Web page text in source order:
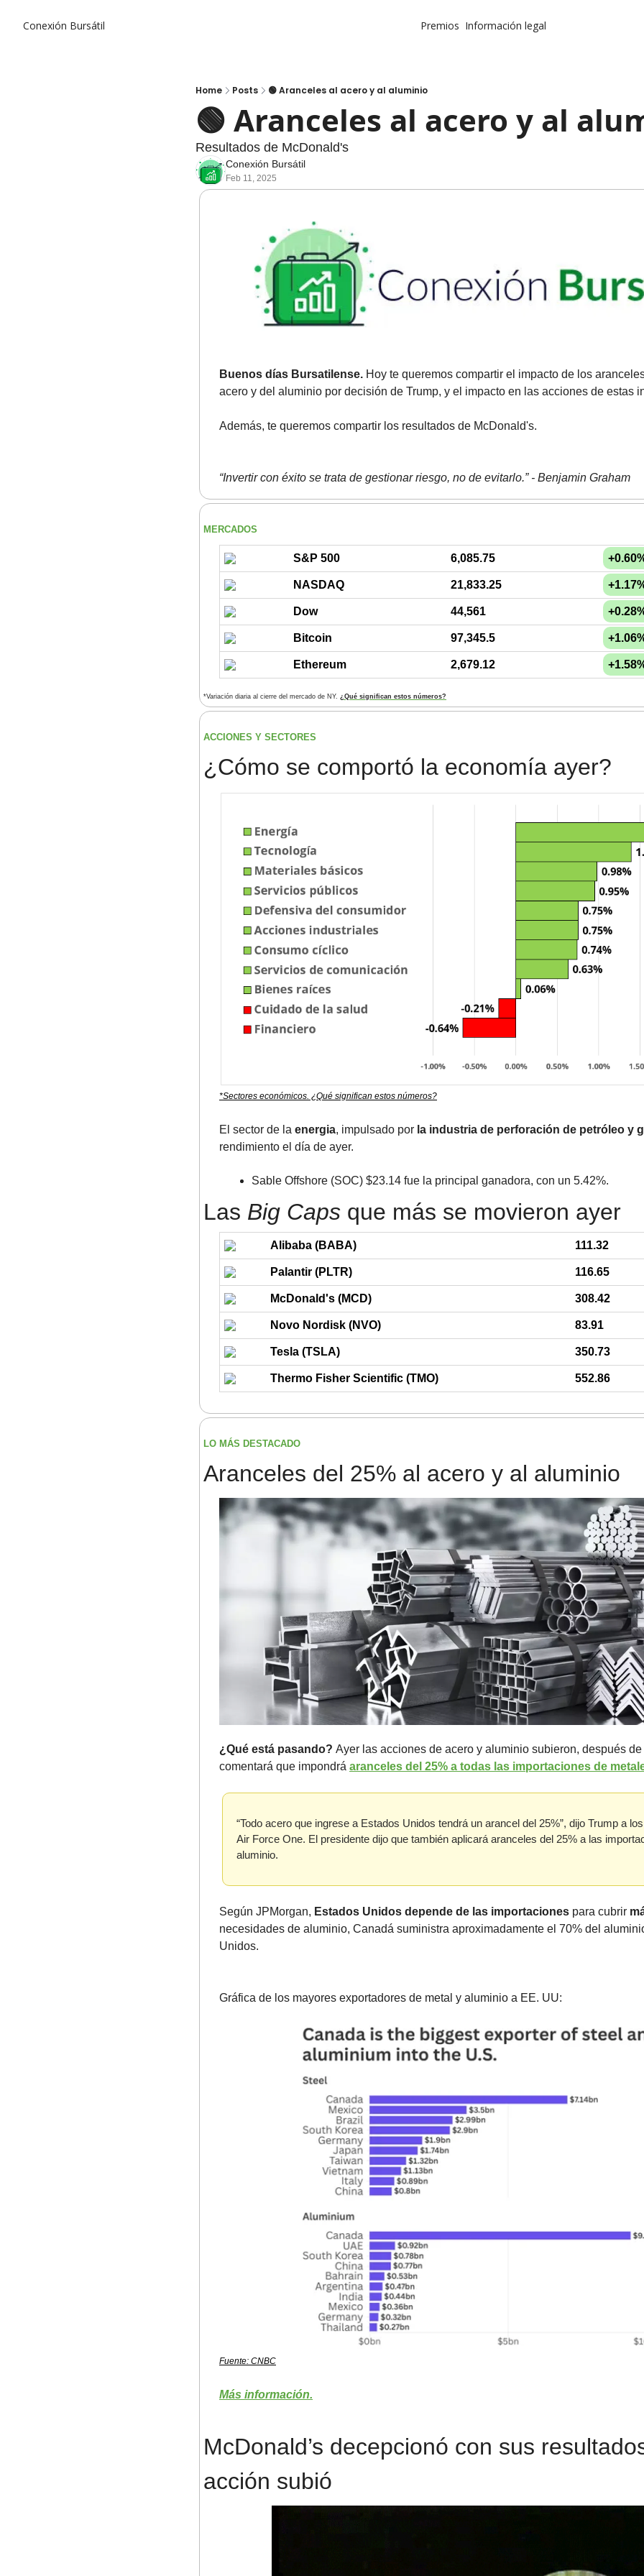
Conexión Bursátil Premios Información legal
Home Posts 🟢 Aranceles al acero y al aluminio
🟢 Aranceles al acero y al
Resultados de McDonald's
Conexión Bursátil
Feb 11, 2025
Buenos días Bursatilense. Hoy te queremos compartir el impacto de los
acero y del aluminio por decisión de Trump, y el impacto en las acciones de estas
Además, te queremos compartir los resultados de McDonald's.
“Invertir con éxito se trata de gestionar riesgo, no de evitarlo.” - Benjamin Graham
MERCADOS
S&P 500 6,085.75
NASDAQ 21,833.25
Dow 44,561
Bitcoin 97,345.5
Ethereum 2,679.12
*Variación diaria al cierre del mercado de NY. ¿Qué significan estos números?
ACCIONES Y SECTORES
¿Cómo se comportó la economía ayer?
*Sectores económicos. ¿Qué significan estos números?
El sector de la energia, impulsado por la industria de perforación de petróleo y
rendimiento el día de ayer.
Sable Offshore (SOC) $23.14 fue la principal ganadora, con un 5.42%.
Las Big Caps que más se movieron ayer
Alibaba (BABA) 111.32
Palantir (PLTR) 116.65
McDonald's (MCD) 308.42
Novo Nordisk (NVO) 83.91
Tesla (TSLA) 350.73
Thermo Fisher Scientific (TMO) 552.86
LO MÁS DESTACADO
Aranceles del 25% al acero y al aluminio
¿Qué está pasando? Ayer las acciones de acero y aluminio subieron, después
comentará que impondrá aranceles del 25% a todas las importaciones de
“Todo acero que ingrese a Estados Unidos tendrá un arancel del 25%”, dijo Trump a
Air Force One. El presidente dijo que también aplicará aranceles del 25% a las
aluminio.
Según JPMorgan, Estados Unidos depende de las importaciones para cubrir
necesidades de aluminio, Canadá suministra aproximadamente el 70% del
Unidos.
Gráfica de los mayores exportadores de metal y aluminio a EE. UU:
Fuente: CNBC
Más información.
McDonald’s decepcionó con sus
acción subió